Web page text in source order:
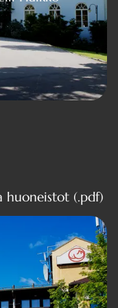
huoneistot (.pdf)